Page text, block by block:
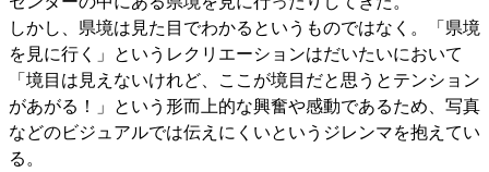
しかし、県境は見た目でわかるというものではなく。「県境
を見に行く」というレクリエーションはだいたいにおいて
「境目は見えないけれど、ここが境目だと思うとテンション
があがる！」という形而上的な興奮や感動であるため、写真
などのビジュアルでは伝えにくいというジレンマを抱えてい
る。